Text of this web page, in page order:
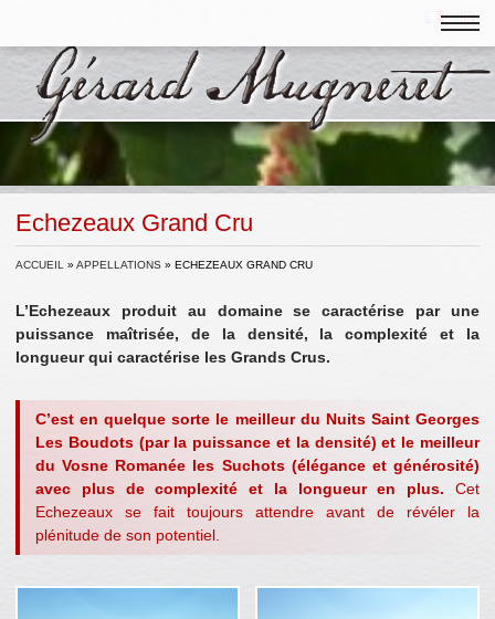
Echezeaux Grand Cru
ACCUEIL » APPELLATIONS » ECHEZEAUX GRAND CRU
L’Echezeaux produit au domaine se caractérise par une
puissance maîtrisée, de la densité, la complexité et la
longueur qui caractérise les Grands Crus.
C’est en quelque sorte le meilleur du Nuits Saint Georges
Les Boudots (par la puissance et la densité) et le meilleur
du Vosne Romanée les Suchots (élégance et générosité)
avec plus de complexité et la longueur en plus. Cet
Echezeaux se fait toujours attendre avant de révéler la
plénitude de son potentiel.